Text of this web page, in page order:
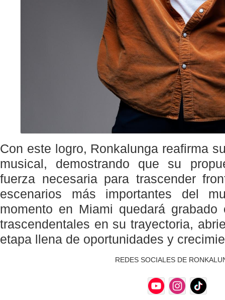
Con este logro, Ronkalunga reafirma
musical, demostrando que su
fuerza necesaria para trascender
escenarios más importantes del
momento en Miami quedará
trascendentales en su trayectoria,
etapa llena de oportunidades y
REDES SOCIALES DE